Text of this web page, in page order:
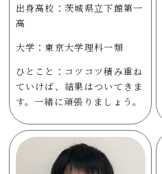
出身高校：茨城県立下館第一
高
大学：東京大学理科一類
ひとこと：コツコツ積み重ね
ていけば、結果はついてきま
す。一緒に頑張りましょう。